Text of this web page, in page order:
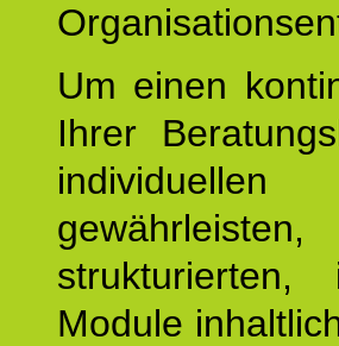
Um einen
Ihrer
individuellen
Module